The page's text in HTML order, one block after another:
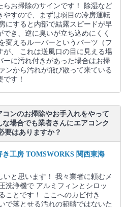
らお掃除のサインです！ 除湿など
やすので、まずは弱目の冷房運転
にすると内部で結露スピードが早
でき、逆に臭いが立ち込めにくく
変えるルーバーというパーツ（フ
が、 これは送風口の目に見える場
ーに汚れ付きがあった場合はお掃
ンから汚れが飛び散って来ている
す！
コンのお掃除やお手入れをやって
場合でも業者さんにエアコンク
要はありますか？
き工房 TOMSWORKS 関西東海
いと思います！ 我々業者に頼むメ
洗浄機で アルミフィンとシロッ
ことです！ ここへのカビ付き
で落とせる汚れの範疇ではないた